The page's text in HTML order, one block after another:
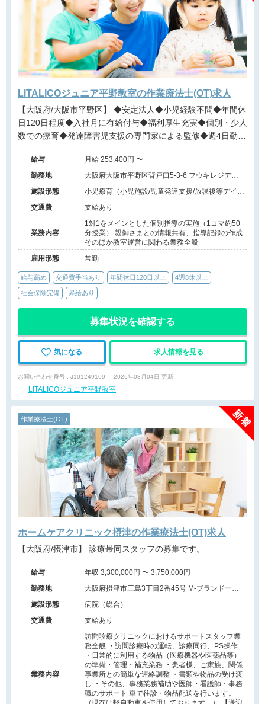
LITALICOジュニア平野教室の作業療法士(OT)求人
【大阪府/大阪市平野区】 ◆安定法人◆小児経験不問◆年間休
日120日程度◆入社月に有給付与◆福利厚生充実◆個別・少人
数での療育◆発達障害児支援の専門家による監修◆週4日勤務
給与
月給 253,400円 〜
勤務地
大阪府大阪市平野区背戸口5-3-6 フウキレジデン
ス平野101号室
施設形態
小児療育（小児施設/児童発達支援/放課後等デイサ
ービス）
交通費 支給あり
業務内容
1対1をメインとした個別指導の実施（1コマ約50
分授業） 親御さまとの情報共有、指導記録の作成
そのほか教室運営に関わる業務全般
雇用形態
常勤
給与高め 交通費手当あり 年間休日120日以上 4週8休以上
社会保険完備 昇給あり
募集状況を確認する
気になる 求人情報を見る
お問い合わせ番号 : J101249109 2026年08月04日 更新
LITALICOジュニア平野教室
作業療法士(OT)
ホームケアクリニック摂津の作業療法士(OT)求人
【大阪府/摂津市】 診療帯同スタッフの募集です。
給与
年収 3,300,000円 〜 3,750,000円
勤務地
大阪府摂津市三島3丁目2番45号 M-ブランドール
402
施設形態
病院（総合）
交通費
支給あり
業務内容
訪問診療クリニックにおけるサポートスタッフ業
務全般 ・訪問診療時の運転、診療同行、PS操作
・日常的に利用する物品（医療機器や医薬品等）
の準備・管理・補充業務 ・患者様、ご家族、関係
事業所との簡単な連絡調整 ・書類や物品の受け渡
し ・その他、事務業務補助や医師・看護師・事務
職のサポート 車で往診・物品配送を行います。